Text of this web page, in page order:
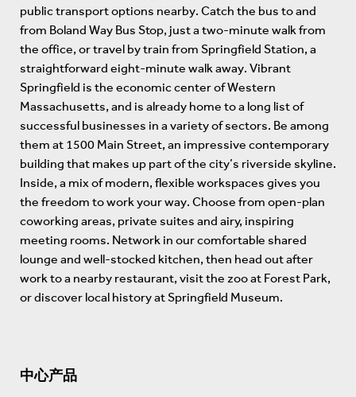
public transport options nearby. Catch the bus to and
from Boland Way Bus Stop, just a two-minute walk from
the office, or travel by train from Springfield Station, a
straightforward eight-minute walk away. Vibrant
Springfield is the economic center of Western
Massachusetts, and is already home to a long list of
successful businesses in a variety of sectors. Be among
them at 1500 Main Street, an impressive contemporary
building that makes up part of the city’s riverside skyline.
Inside, a mix of modern, flexible workspaces gives you
the freedom to work your way. Choose from open-plan
coworking areas, private suites and airy, inspiring
meeting rooms. Network in our comfortable shared
lounge and well-stocked kitchen, then head out after
work to a nearby restaurant, visit the zoo at Forest Park,
or discover local history at Springfield Museum.
中心产品